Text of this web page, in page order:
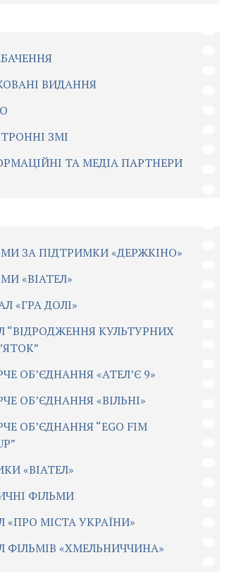
ВИДАННЯ
ЗМІ
ТА МЕДІА ПАРТНЕРИ
ЗА ПІДТРИМКИ «ДЕРЖКІНО»
«ВІАТЕЛ»
«ГРА ДОЛІ»
“ВІДРОДЖЕННЯ КУЛЬТУРНИХ
ОБ’ЄДНАННЯ «АТЕЛ’Є 9»
ОБ’ЄДНАННЯ «ВІЛЬНІ»
ОБ’ЄДНАННЯ “EGO FIM
«ВІАТЕЛ»
ФІЛЬМИ
«ПРО МІСТА УКРАЇНИ»
ФІЛЬМІВ «ХМЕЛЬНИЧЧИНА»